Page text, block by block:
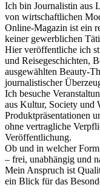
Ich bin Journalistin aus
von wirtschaftlichen
Online-Magazin ist ein
keiner gewerblichen
Hier veröffentliche ich
und Reisegeschichten,
ausgewählten Beauty-
journalistischer
Ich besuche
aus Kultur, Society und
Produktpräsentationen
ohne vertragliche
Veröffentlichung.
Ob und in welcher
– frei, unabhängig und
Mein Anspruch ist
ein Blick für das